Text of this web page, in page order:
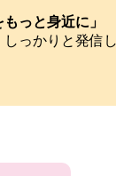
っと身近に」
っかりと発信